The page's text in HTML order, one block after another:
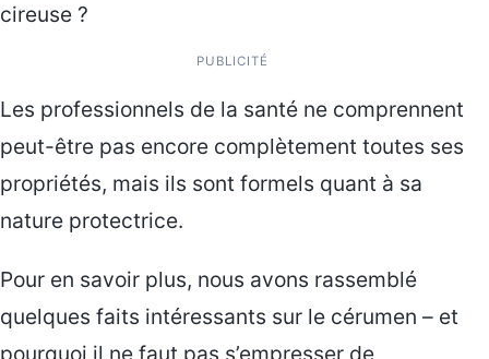
cireuse ?
PUBLICITÉ
Les professionnels de la santé ne comprennent
peut-être pas encore complètement toutes ses
propriétés, mais ils sont formels quant à sa
nature protectrice.
Pour en savoir plus, nous avons rassemblé
quelques faits intéressants sur le cérumen – et
pourquoi il ne faut pas s’empresser de